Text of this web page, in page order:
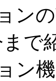
ン
ま
ン